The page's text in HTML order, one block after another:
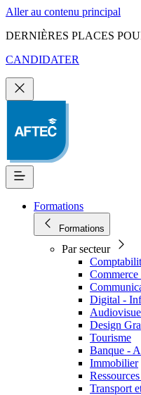
Aller au contenu principal
DERNIÈRES PLACES
CANDIDATER
Formations
Formations
Par secteur
Digital -
Design
Tourisme
Banque -
Immobilier
Transport